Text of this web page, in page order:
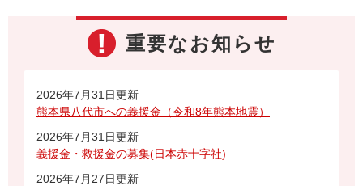
重要なお知らせ
2026年7月31日更新
熊本県八代市への義援金（令和8年熊本地震）
2026年7月31日更新
義援金・救援金の募集(日本赤十字社)
2026年7月27日更新